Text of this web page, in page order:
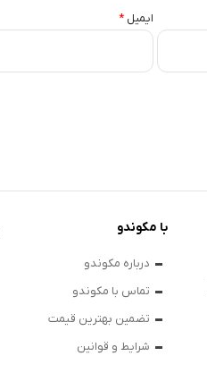
ایمیل*
با مکوندو
درباره مکوندو
تماس با مکوندو
تضمین بهترین قیمت
شرایط و قوانین